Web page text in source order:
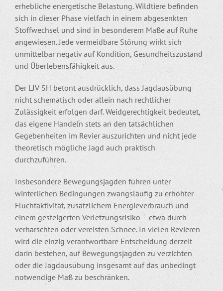
erhebliche energetische Belastung. Wildtiere befinden
sich in dieser Phase vielfach in einem abgesenkten
Stoffwechsel und sind in besonderem Maße auf Ruhe
angewiesen. Jede vermeidbare Störung wirkt sich
unmittelbar negativ auf Kondition, Gesundheitszustand
und Überlebensfähigkeit aus.
Der LJV SH betont ausdrücklich, dass Jagdausübung
nicht schematisch oder allein nach rechtlicher
Zulässigkeit erfolgen darf. Weidgerechtigkeit bedeutet,
das eigene Handeln stets an den tatsächlichen
Gegebenheiten im Revier auszurichten und nicht jede
theoretisch mögliche Jagd auch praktisch
durchzuführen.
Insbesondere Bewegungsjagden führen unter
winterlichen Bedingungen zwangsläufig zu erhöhter
Fluchtaktivität, zusätzlichem Energieverbrauch und
einem gesteigerten Verletzungsrisiko – etwa durch
verharschten oder vereisten Schnee. In vielen Revieren
wird die einzig verantwortbare Entscheidung derzeit
darin bestehen, auf Bewegungsjagden zu verzichten
oder die Jagdausübung insgesamt auf das unbedingt
notwendige Maß zu beschränken.